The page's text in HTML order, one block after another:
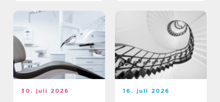
30. juli 2026 16. juli 2026